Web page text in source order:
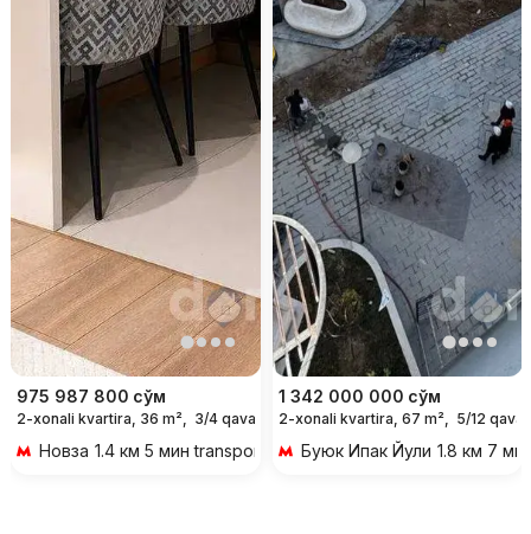
975 987 800 сўм
2-xonali kvartira, 36 m², 3/4 qavat
Новза 1.4 км 5 мин transportda
1 342 000 000 сўм
2-xonali kvartira, 67 m², 5/12 qavat
Буюк Ипак Йули 1.8 км 7